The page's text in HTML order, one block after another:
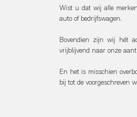
Wist u dat wij alle
auto of bedrijfswagen.
Bovendien zijn wij hét
vrijblijvend naar onze
En het is misschien
bij tot de voorgeschreven